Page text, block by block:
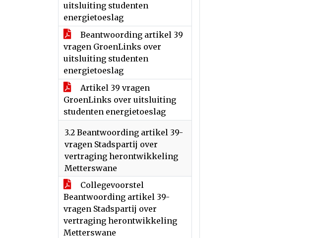
uitsluiting studenten
energietoeslag
Beantwoording artikel 39
vragen GroenLinks over
uitsluiting studenten
energietoeslag
Artikel 39 vragen
GroenLinks over uitsluiting
studenten energietoeslag
3.2 Beantwoording artikel 39-
vragen Stadspartij over
vertraging herontwikkeling
Metterswane
Collegevoorstel
Beantwoording artikel 39-
vragen Stadspartij over
vertraging herontwikkeling
Metterswane